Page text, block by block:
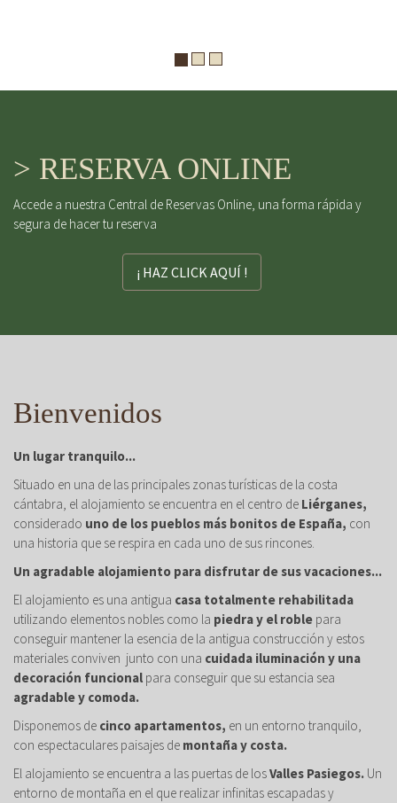
> RESERVA ONLINE
Accede a nuestra Central de Reservas Online, una forma rápida y
segura de hacer tu reserva
¡ HAZ CLICK AQUÍ !
Bienvenidos
Un lugar tranquilo...
Situado en una de las principales zonas turísticas de la costa
cántabra, el alojamiento se encuentra en el centro de Liérganes,
considerado uno de los pueblos más bonitos de España, con
una historia que se respira en cada uno de sus rincones.
Un agradable alojamiento para disfrutar de sus vacaciones...
El alojamiento es una antigua casa totalmente rehabilitada
utilizando elementos nobles como la piedra y el roble para
conseguir mantener la esencia de la antigua construcción y estos
materiales conviven junto con una cuidada iluminación y una
decoración funcional para conseguir que su estancia sea
agradable y comoda.
Disponemos de cinco apartamentos, en un entorno tranquilo,
con espectaculares paisajes de montaña y costa.
El alojamiento se encuentra a las puertas de losValles Pasiegos. Un
entorno de montaña en el que realizar infinitas escapadas y